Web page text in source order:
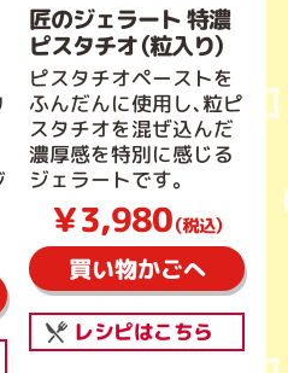
匠のジェラート 特濃
ピスタチオ（粒入り）
ピスタチオペーストを
ふんだんに使用し、粒ピ
スタチオを混ぜ込んだ
濃厚感を特別に感じる
ジェラートです。
￥3,980（税込）
買い物かごへ
レシピはこちら